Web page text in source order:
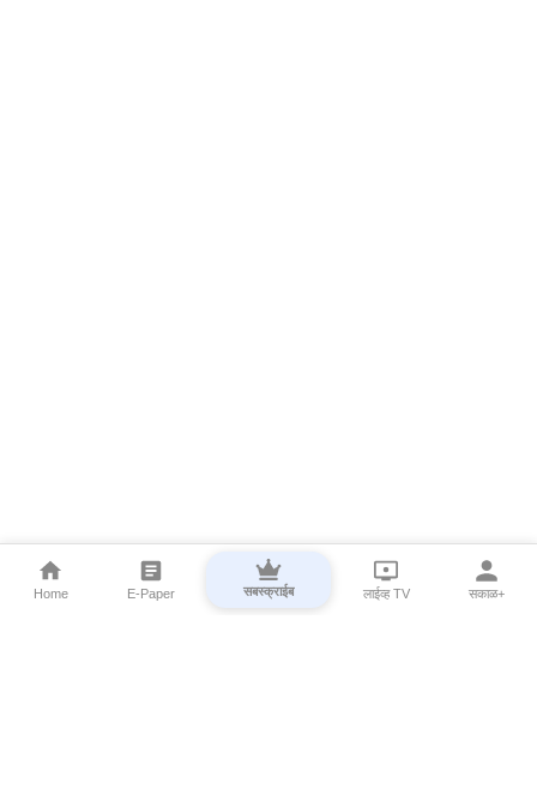
Home E-Paper सबस्क्राईब लाईव्ह TV सकाळ+